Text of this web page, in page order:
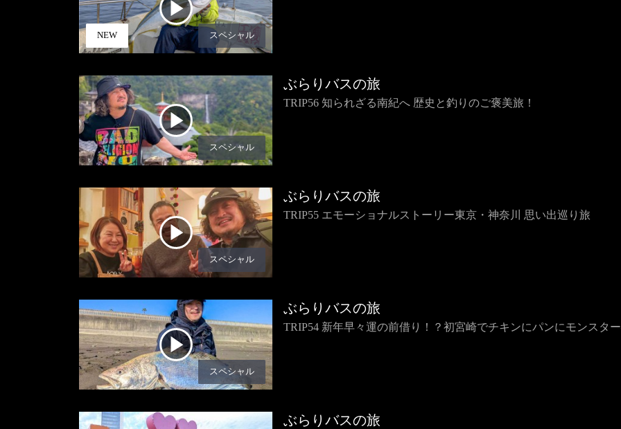
NEW スペシャル
スペシャル
ぶらりバスの旅
TRIP56 知られざる南紀へ 歴史と釣りのご褒美旅！
スペシャル
ぶらりバスの旅
TRIP55 エモーショナルストーリー東京・神奈川 思い出巡り旅
スペシャル
ぶらりバスの旅
TRIP54 新年早々運の前借り！？初宮崎でチキンにパンにモンスター
ぶらりバスの旅